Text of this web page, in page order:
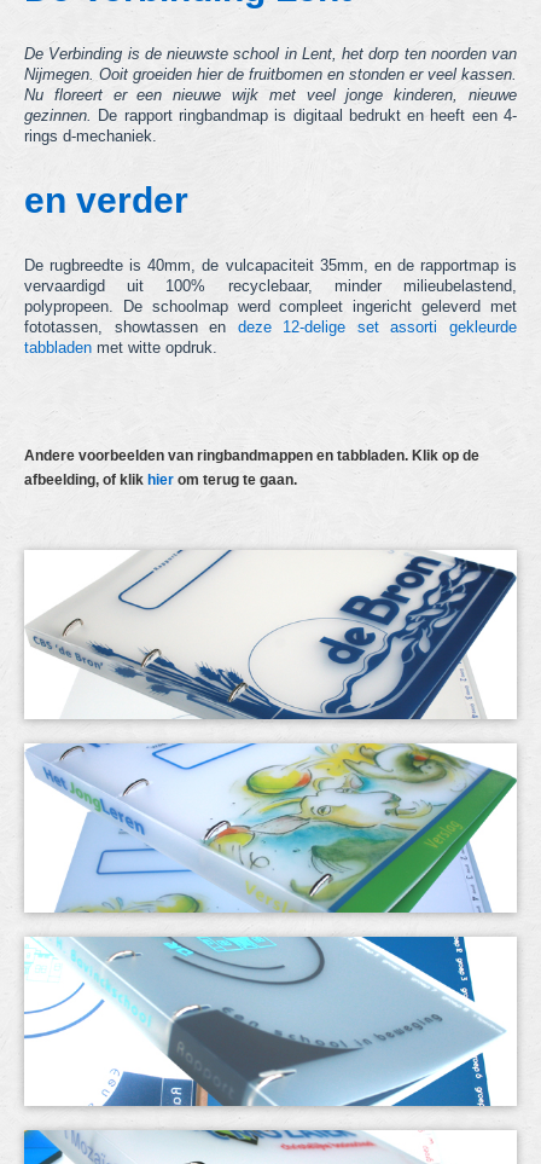
ringbandmappen
dossiermappen
docu cases
tabbladen
voorraad & "Kids with a Name" items
actie producten
nieuwe producten
t-shirts
dozen
contact
De Verbinding is de nieuwste school in Lent, het dorp ten noorden van
Nijmegen. Ooit groeiden hier de fruitbomen en stonden er veel kassen.
Nu floreert er een nieuwe wijk met veel jonge kinderen, nieuwe
gezinnen.
De rapport ringbandmap is digitaal bedrukt en heeft een 4-
rings d-mechaniek.
en verder
De rugbreedte is 40mm, de vulcapaciteit 35mm, en de rapportmap is
vervaardigd uit 100% recyclebaar, minder milieubelastend,
polypropeen. De schoolmap werd compleet ingericht geleverd met
fototassen, showtassen en deze 12-delige set assorti gekleurde
tabbladen met witte opdruk.
Andere voorbeelden van ringbandmappen en tabbladen. Klik op de
afbeelding, of klik hier om terug te gaan.